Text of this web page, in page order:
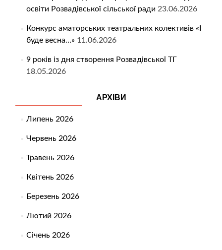
освіти Розвадівської сільської ради 23.06.2026
Конкурс аматорських театральних колективів «І
буде весна…» 11.06.2026
9 років із дня створення Розвадівської ТГ
18.05.2026
АРХІВИ
Липень 2026
Червень 2026
Травень 2026
Квітень 2026
Березень 2026
Лютий 2026
Січень 2026